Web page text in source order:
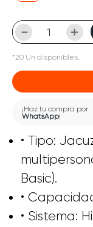
＋
－
*20 Un disponibles.
¡Haz tu compra por
WhatsApp!
• Tipo:
Basic).
•
• Sistema: